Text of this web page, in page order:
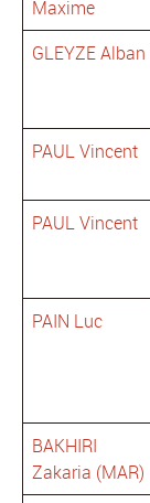
Maxime
GLEYZE Alban
PAUL Vincent
PAUL Vincent
PAIN Luc
BAKHIRI
Zakaria (MAR)